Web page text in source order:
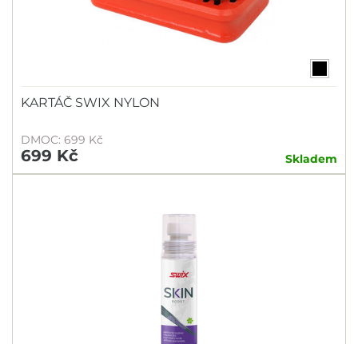
KARTÁČ SWIX NYLON
DMOC: 699 Kč
699 Kč Skladem